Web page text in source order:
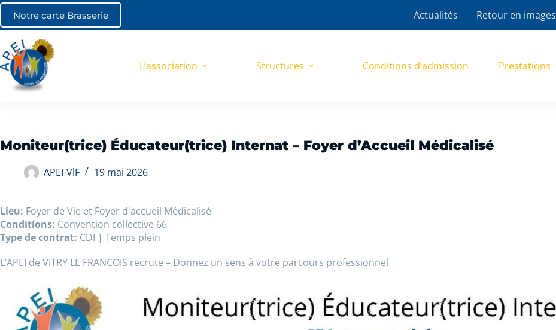
Notre carte Brasserie Actualités Retour en images
L’association Structures Conditions d’admission Prestations
Moniteur(trice) Éducateur(trice) Internat – Foyer d’Accueil Médicalisé
APEI-VlF 19 mai 2026
Lieu: Foyer de Vie et Foyer d'accueil Médicalisé
Conditions: Convention collective 66
Type de contrat: CDI | Temps plein
L’APEI de VITRY LE FRANCOIS recrute – Donnez un sens à votre parcours professionnel